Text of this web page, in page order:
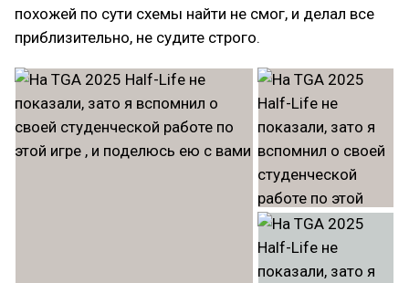
похожей по сути схемы найти не смог, и делал все
приблизительно, не судите строго.